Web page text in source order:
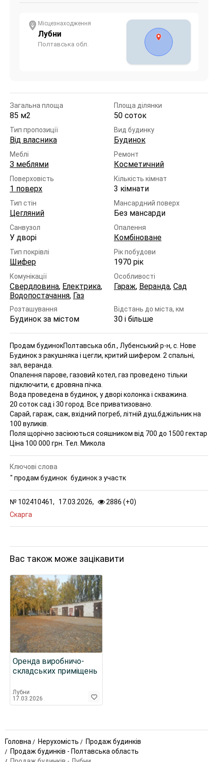
Місцезнаходження
Лубни
Полтавська обл.
Загальна площа
85 м2
Площа ділянки
50 соток
Тип пропозиції
Від власника
Вид будинку
Будинок
Меблі
З меблями
Ремонт
Косметичний
Поверховість
1 поверх
Кількість кімнат
3 кімнати
Тип стін
Цегляний
Мансардний поверх
Без мансарди
Санвузол
У дворі
Опалення
Комбіноване
Тип покрівлі
Шифер
Рік побудови
1970 рік
Комунікації
Свердловина, Електрика,
Водопостачання, Газ
Особливості
Гараж, Веранда, Сад
Розташування
Будинок за містом
Відстань до міста, км
30 і більше
Продам будинокПолтавська обл., Лубенський р-н, с. Нове
Будинок з ракушняка і цегли, критий шифером. 2 спальні,
зал, веранда.
Опалення парове, газовий котел, газ проведено тільки
підключити, є дровяна пічка.
Вода проведена в будинок, у дворі колонка і скважина.
20 соток сад і 30 город. Все приватизовано.
Сарай, гараж, саж, вхідний погреб, літній душ,бджільник на
100 вуликів.
Поля щорічно засіюються сояшником від 700 до 1500 гектар
Ціна 100 000 грн. Тел. Микола
№ 102410461, 17.03.2026, 2886 (+0)
Скарга
Ключові слова
" продам будинок будинок з участк
Вас також може зацікавити
Оренда виробничо-
складських приміщень
Лубни
17.03.2026
Головна Нерухомість
Продаж будинків
Продаж будинків - Полтавська область